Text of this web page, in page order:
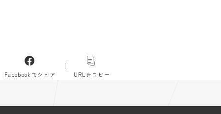
Facebookでシェア URLをコピー